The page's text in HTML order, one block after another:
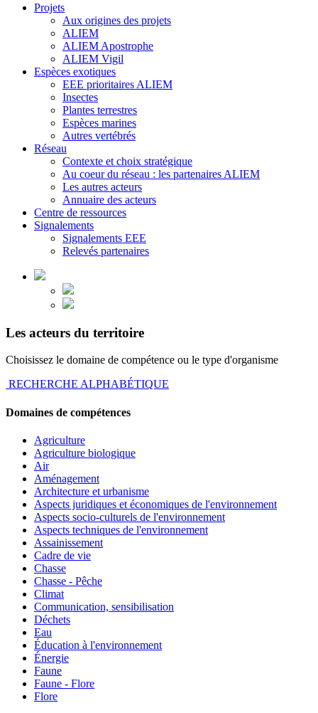
Projets
Aux origines des projets
ALIEM
ALIEM Apostrophe
ALIEM Vigil
Espèces exotiques
EEE prioritaires ALIEM
Insectes
Plantes terrestres
Espèces marines
Autres vertébrés
Réseau
Contexte et choix stratégique
Au coeur du réseau : les partenaires ALIEM
Les autres acteurs
Annuaire des acteurs
Centre de ressources
Signalements
Signalements EEE
Relevés partenaires
Les acteurs du territoire
Choisissez le domaine de compétence ou le type d'organisme
RECHERCHE ALPHABÉTIQUE
Domaines de compétences
Agriculture
Agriculture biologique
Air
Aménagement
Architecture et urbanisme
Aspects juridiques et économiques de l'environnement
Aspects socio-culturels de l'environnement
Aspects techniques de l'environnement
Assainissement
Cadre de vie
Chasse
Chasse - Pêche
Climat
Communication, sensibilisation
Déchets
Eau
Éducation à l'environnement
Énergie
Faune
Faune - Flore
Flore